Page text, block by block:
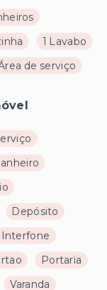
1 Lavabo
de serviço
Depósito
Interfone
Portaria
Varanda